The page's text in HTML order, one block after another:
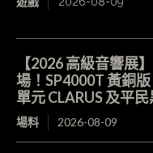
【2026 高級音響展
場！SP4000T 黃銅
單元 CLARUS 及平
場料 2026-08-09